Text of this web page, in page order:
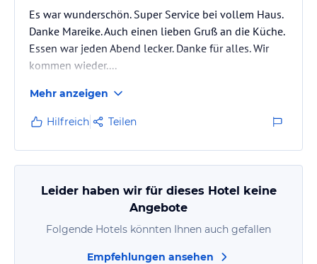
Es war wunderschön. Super Service bei vollem Haus.
Danke Mareike. Auch einen lieben Gruß an die Küche.
Essen war jeden Abend lecker. Danke für alles. Wir
kommen wieder....
Mehr anzeigen
Hilfreich Teilen
Leider haben wir für dieses Hotel keine
Angebote
Folgende Hotels könnten Ihnen auch gefallen
Empfehlungen ansehen